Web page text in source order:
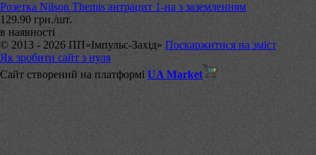
Розетка Nilson Themis антрацит 1-на з заземленням
129.90 грн./шт.
в наявності
© 2013 - 2026 ПП«Імпульс-Захід» Поскаржитися на зміст
Як зробити сайт з нуля
Сайт створений на платформі UA Market